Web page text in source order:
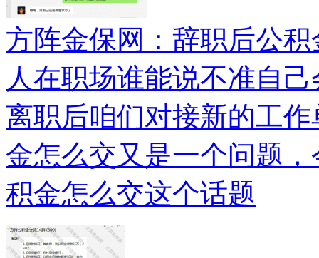
方阵金保网：辞职后公
人在职场谁能说不准自
离职后咱们对接新的工
金怎么交又是一个问题
积金怎么交这个话题